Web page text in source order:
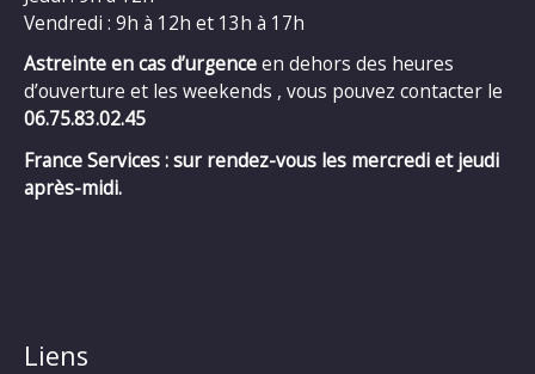
Vendredi : 9h à 12h et 13h à 17h
Astreinte en cas d’urgenceen dehors des heures
d’ouverture et les weekends , vous pouvez contacter le
06.75.83.02.45
France Services : sur rendez-vous les mercredi et jeudi
après-midi.
Liens